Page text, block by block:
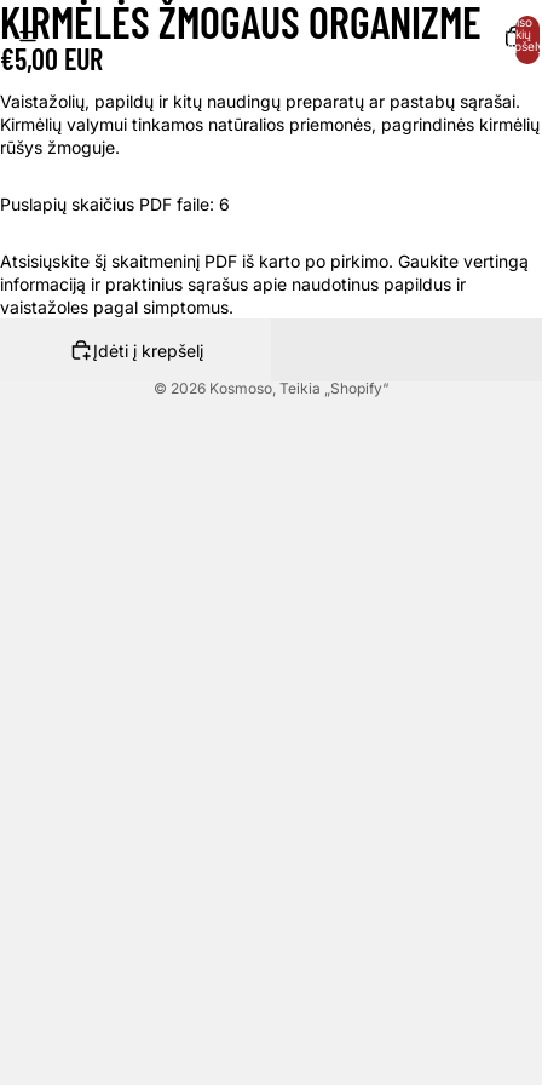
Iš viso
prekių
KIRMĖLĖS ŽMOGAUS ORGANIZME
€5,00 EUR
Vaistažolių, papildų ir kitų naudingų preparatų ar pastabų sąrašai.
Kirmėlių valymui tinkamos natūralios priemonės, pagrindinės kirmėlių
rūšys žmoguje.
Puslapių skaičius PDF faile: 6
Atsisiųskite šį skaitmeninį PDF iš karto po pirkimo. Gaukite vertingą
informaciją ir praktinius sąrašus apie naudotinus papildus ir
vaistažoles pagal simptomus.
Įdėti į krepšelį
© 2026 Kosmoso, Teikia „Shopify“